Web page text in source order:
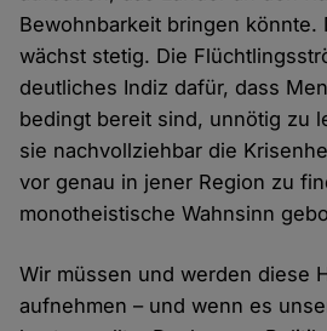
Bewohnbarkeit bringen könnte.
wächst stetig. Die
deutliches Indiz dafür, dass
bedingt bereit sind, unnötig zu
sie nachvollziehbar die
vor genau in jener Region zu
monotheistische Wahnsinn
Wir müssen und werden diese
aufnehmen – und wenn es